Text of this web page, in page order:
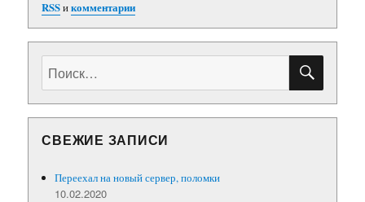
RSSикомментарии
СВЕЖИЕ ЗАПИСИ
Переехал на новый сервер, поломки
10.02.2020